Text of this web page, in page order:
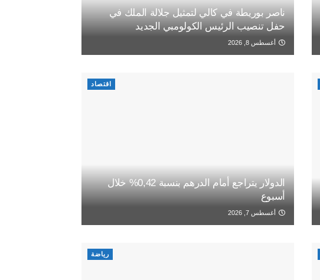
ناصر بوريطة في كالي لتمثيل جلالة الملك في
حفل تنصيب الرئيس الكولومبي الجديد
أغسطس 8, 2026
اقتصاد
الدولار يتراجع أمام الدرهم بنسبة 0,42% خلال
أسبوع
أغسطس 7, 2026
رياضة